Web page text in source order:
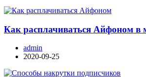
Как расплачиваться Айфоном в
admin
2020-09-25